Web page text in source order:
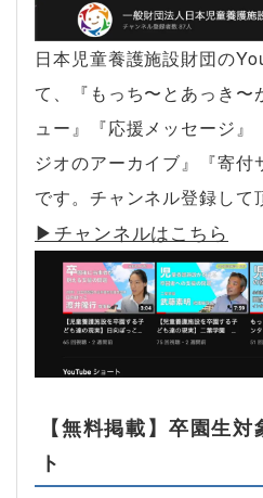
日本児童養護施設財団の
て、『もっち〜とあっき〜
ュー』『応援メッセージ
ジオのアーカイブ』『寄付
です。チャンネル登録して
▶︎チャンネルはこちら
【無料掲載】卒園生
ト